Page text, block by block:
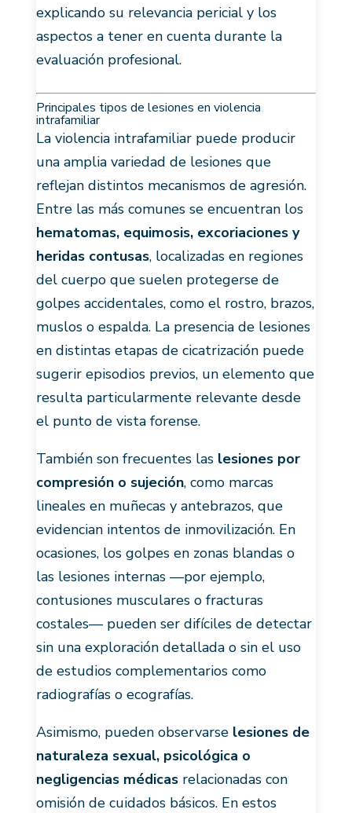
explicando su relevancia pericial y los
aspectos a tener en cuenta durante la
evaluación profesional.
Principales tipos de lesiones en violencia
intrafamiliar
La violencia intrafamiliar puede producir
una amplia variedad de lesiones que
reflejan distintos mecanismos de agresión.
Entre las más comunes se encuentran los
hematomas, equimosis, excoriaciones y
heridas contusas, localizadas en regiones
del cuerpo que suelen protegerse de
golpes accidentales, como el rostro, brazos,
muslos o espalda. La presencia de lesiones
en distintas etapas de cicatrización puede
sugerir episodios previos, un elemento que
resulta particularmente relevante desde
el punto de vista forense.
También son frecuentes las lesiones por
compresión o sujeción, como marcas
lineales en muñecas y antebrazos, que
evidencian intentos de inmovilización. En
ocasiones, los golpes en zonas blandas o
las lesiones internas —por ejemplo,
contusiones musculares o fracturas
costales— pueden ser difíciles de detectar
sin una exploración detallada o sin el uso
de estudios complementarios como
radiografías o ecografías.
Asimismo, pueden observarse lesiones de
naturaleza sexual, psicológica o
negligencias médicasrelacionadas con
omisión de cuidados básicos. En estos